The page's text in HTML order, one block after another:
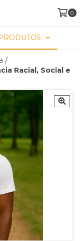
0
/
Racial, Social e